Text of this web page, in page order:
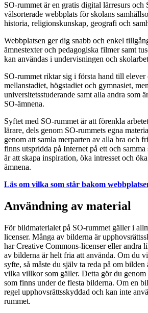
SO-rummet är en gratis digital lärresurs och
välsorterade webbplats för skolans
historia, religionskunskap, geografi och
Webbplatsen ger dig snabb och enkel
ämnestexter och pedagogiska filmer samt
kan användas i undervisningen och
SO-rummet riktar sig i första hand till elever
mellanstadiet, högstadiet och gymnasiet,
universitetsstuderande samt alla andra som
SO-ämnena.
Syftet med SO-rummet är att förenkla
lärare, dels genom SO-rummets egna
genom att samla merparten av alla bra och
finns utspridda på Internet på ett och
är att skapa inspiration, öka intresset och
ämnena.
Läs om vilka som står bakom
Användning av material
För bildmaterialet på SO-rummet gäller i
licenser. Många av bilderna är
har Creative Commons-licenser eller andra
av bilderna är helt fria att använda. Om du
syfte, så måste du själv ta reda på om
vilka villkor som gäller. Detta gör du
som finns under de flesta bilderna. Om en
regel upphovsrättsskyddad och kan inte
rummet.